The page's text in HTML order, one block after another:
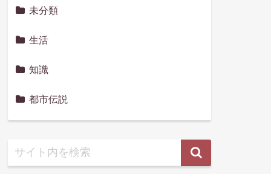
未分類
生活
知識
都市伝説